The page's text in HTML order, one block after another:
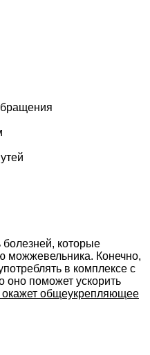
которые
можжевельника. Конечно,
в комплексе с
оно поможет ускорить
окажет общеукрепляющее